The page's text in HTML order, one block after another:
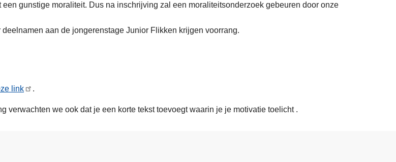
een gunstige moraliteit. Dus na inschrijving zal een moraliteitsonderzoek gebeuren door onze
aan de jongerenstage Junior Flikken krijgen voorrang.
link .
verwachten we ook dat je een korte tekst toevoegt waarin je je motivatie toelicht .